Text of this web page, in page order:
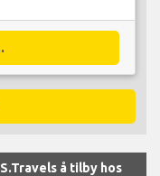
å tilby hos